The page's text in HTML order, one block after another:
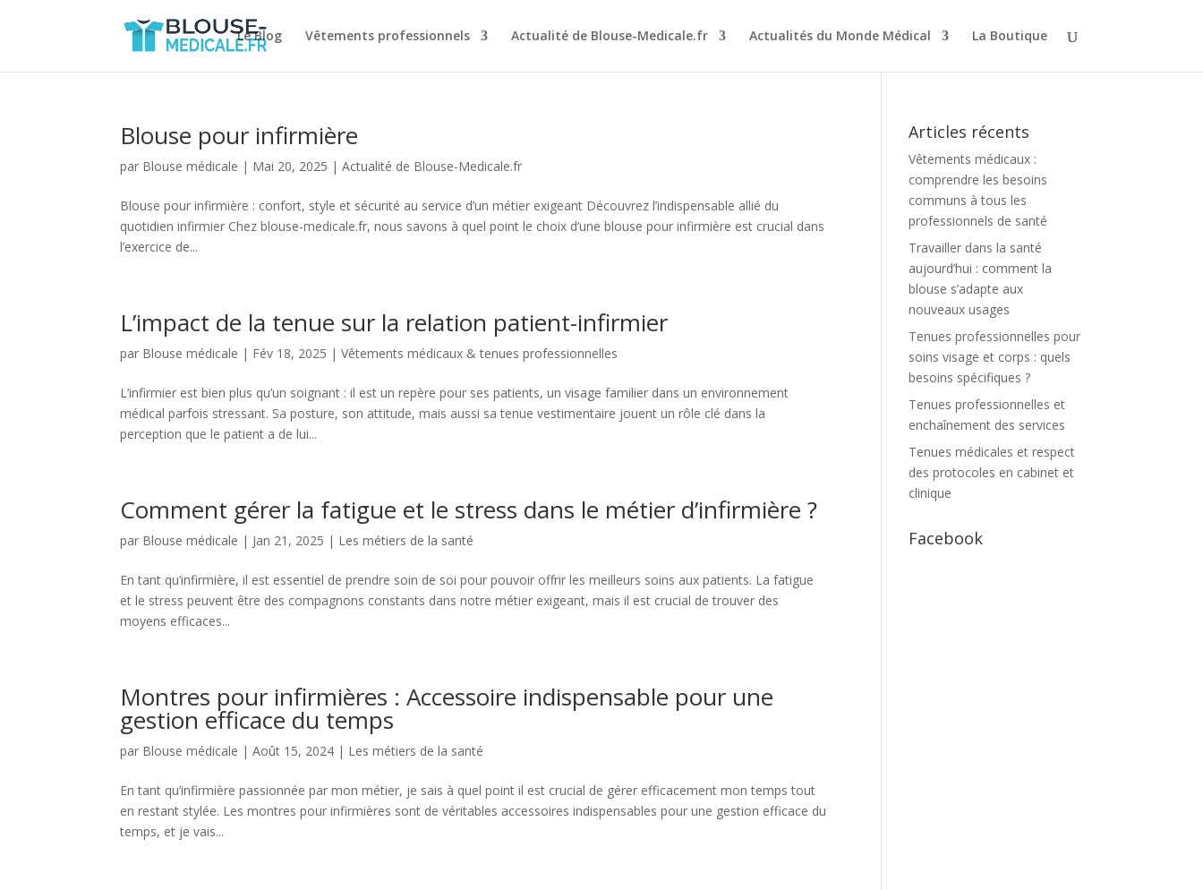
Le Blog Vêtements professionnels Actualité de Blouse-Medicale.fr Actualités du Monde Médical La Boutique
Blouse pour infirmière
par Blouse médicale | Mai 20, 2025 |Actualité de Blouse-Medicale.fr
Blouse pour infirmière : confort, style et sécurité au service d’un métier exigeant Découvrez l’indispensable allié du
quotidien infirmier Chez blouse-medicale.fr, nous savons à quel point le choix d’une blouse pour infirmière est crucial dans
l’exercice de...
L’impact de la tenue sur la relation patient-infirmier
par Blouse médicale | Fév 18, 2025 |Vêtements médicaux & tenues professionnelles
L’infirmier est bien plus qu’un soignant : il est un repère pour ses patients, un visage familier dans un environnement
médical parfois stressant. Sa posture, son attitude, mais aussi sa tenue vestimentaire jouent un rôle clé dans la
perception que le patient a de lui...
Comment gérer la fatigue et le stress dans le métier d’infirmière ?
par Blouse médicale | Jan 21, 2025 | Les métiers de la santé
En tant qu’infirmière, il est essentiel de prendre soin de soi pour pouvoir offrir les meilleurs soins aux patients. La fatigue
et le stress peuvent être des compagnons constants dans notre métier exigeant, mais il est crucial de trouver des
moyens efficaces...
Montres pour infirmières : Accessoire indispensable pour une
gestion efficace du temps
par Blouse médicale |Août 15, 2024 | Les métiers de la santé
En tant qu’infirmière passionnée par mon métier, je sais à quel point il est crucial de gérer efficacement mon temps tout
en restant stylée. Les montres pour infirmières sont de véritables accessoires indispensables pour une gestion efficace du
temps, et je vais...
Articles récents
Vêtements médicaux :
comprendre les besoins
communs à tous les
professionnels de santé
Travailler dans la santé
aujourd’hui : comment la
blouse s’adapte aux
nouveaux usages
Tenues professionnelles pour
soins visage et corps : quels
besoins spécifiques ?
Tenues professionnelles et
enchaînement des services
Tenues médicales et respect
des protocoles en cabinet et
clinique
Facebook